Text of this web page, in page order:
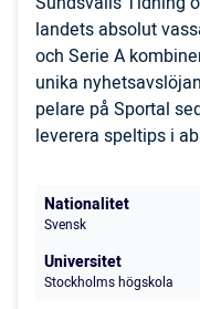
landets absolut
och Serie A
unika
pelare på Sportal
leverera speltips i
Nationalitet
Svensk
Universitet
Stockholms högskola